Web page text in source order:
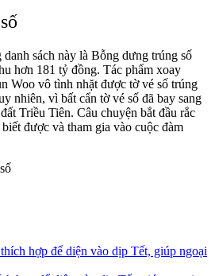
sách này là Bỗng dưng trúng số
hơn 181 tỷ đồng. Tác phẩm xoay
Woo vô tình nhặt được tờ vé số trúng
nhiên, vì bất cẩn tờ vé số đã bay sang
Triều Tiên. Câu chuyện bắt đầu rắc
được và tham gia vào cuộc đàm